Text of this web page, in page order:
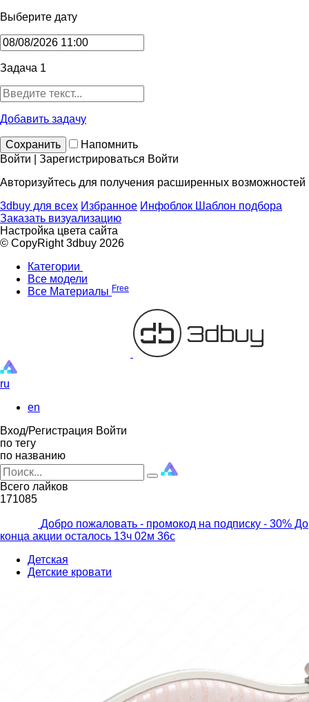
Выберите дату
Задача 1
Добавить задачу
Сохранить
Напомнить
Войти | Зарегистрироваться Войти
Авторизуйтесь для получения расширенных возможностей
3dbuy для всех Избранное Инфоблок Шаблон подбора
Заказать визуализацию
Настройка цвета сайта
© CopyRight 3dbuy 2026
Категории
Все модели
Все Материалы Free
ru
en
Вход/Регистрация Войти
по тегу
по названию
Всего лайков
171085
Добро пожаловать - промокод на подписку - 30% До
конца акции осталось 13ч 02м 34с
Детская
Детские кровати